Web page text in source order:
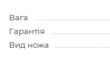
Вага
Гарантія
Вид ножа